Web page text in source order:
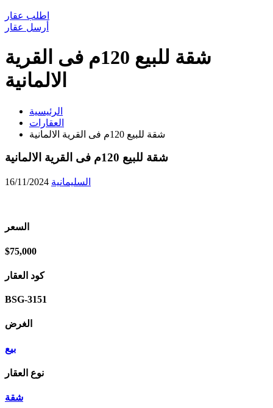
اطلب عقار
أرسل عقار
شقة للبيع 120م فى القرية
الالمانية
الرئيسية
العقارات
شقة للبيع 120م فى القرية الالمانية
شقة للبيع 120م فى القرية الالمانية
السليمانية 16/11/2024
السعر
$75,000
كود العقار
BSG-3151
الغرض
بيع
نوع العقار
شقة